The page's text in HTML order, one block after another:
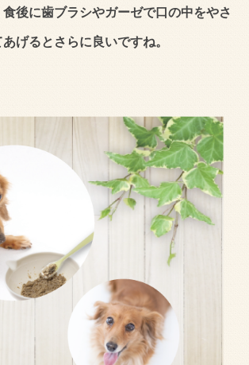
後に歯ブラシやガーゼで口の中をやさ
げるとさらに良いですね。